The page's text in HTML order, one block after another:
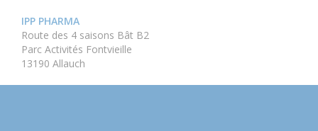
IPP PHARMA
Route des 4 saisons Bât B2
Parc Activités Fontvieille
13190 Allauch